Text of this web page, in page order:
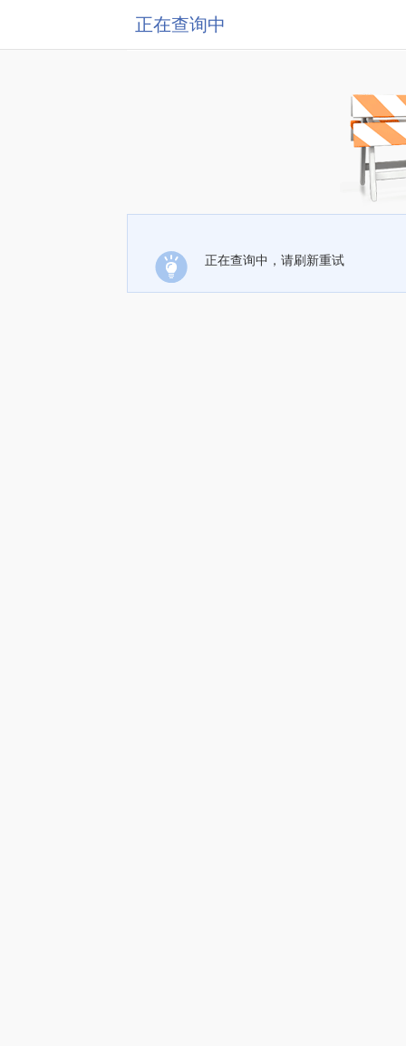
正在查询中
正在查询中，请刷新重试